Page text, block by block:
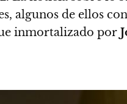
algunos de ellos
inmortalizado por